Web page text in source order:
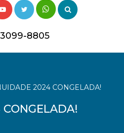
3099-8805
2024 CONGELADA!